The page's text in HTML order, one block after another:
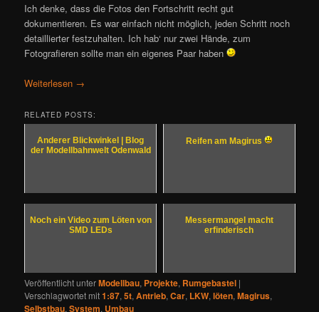
Ich denke, dass die Fotos den Fortschritt recht gut
dokumentieren. Es war einfach nicht möglich, jeden Schritt noch
detaillierter festzuhalten. Ich hab‘ nur zwei Hände, zum
Fotografieren sollte man ein eigenes Paar haben
Weiterlesen →
RELATED POSTS:
Anderer Blickwinkel | Blog
der Modellbahnwelt Odenwald
Reifen am Magirus
Noch ein Video zum Löten von
SMD LEDs
Messermangel macht
erfinderisch
Veröffentlicht unterModellbau, Projekte, Rumgebastel |
Verschlagwortet mit1:87,5t,Antrieb,Car, LKW,löten,Magirus,
Selbstbau,System, Umbau